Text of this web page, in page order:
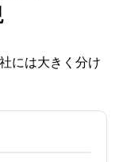
には大きく分け